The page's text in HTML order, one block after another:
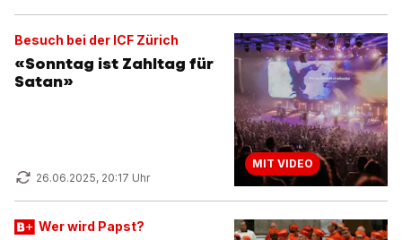
Besuch bei der ICF Zürich
«Sonntag ist Zahltag für
Satan»
26.06.2025, 20:17 Uhr
MIT VIDEO
Wer wird Papst?